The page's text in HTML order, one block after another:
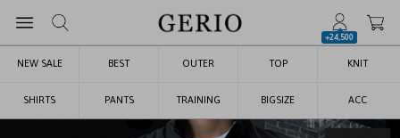
+24,500
NEW SALE BEST OUTER TOP KNIT
SHIRTS PANTS TRAINING BIGSIZE ACC